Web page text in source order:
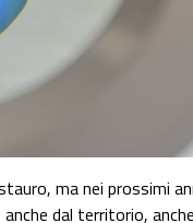
ma nei prossimi
dal territorio,